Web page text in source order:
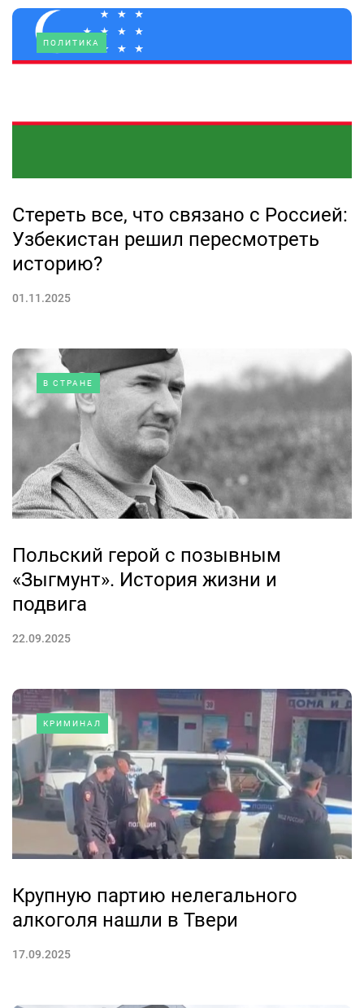
ПОЛИТИКА
Стереть все, что связано с Россией:
Узбекистан решил пересмотреть
историю?
01.11.2025
В СТРАНЕ
Польский герой с позывным
«Зыгмунт». История жизни и
подвига
22.09.2025
КРИМИНАЛ
Крупную партию нелегального
алкоголя нашли в Твери
17.09.2025